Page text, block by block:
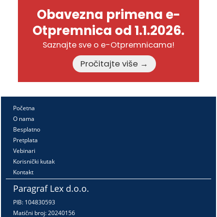
Obavezna primena e-
Otpremnica od 1.1.2026.
Saznajte sve o e-Otpremnicama!
Pročitajte više →
Početna
O nama
Besplatno
Pretplata
Vebinari
Korisnički kutak
Kontakt
Paragraf Lex d.o.o.
PIB: 104830593
Matični broj: 20240156